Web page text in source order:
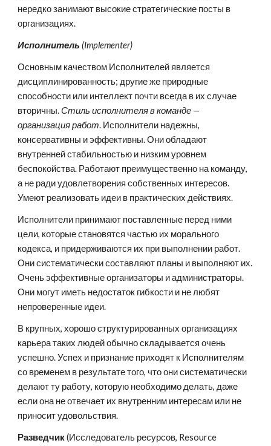
нередко занимают высокие стратегические посты в
организациях.
Исполнитель (Implementer)
Основным качеством Исполнителей является
дисциплинированность; другие же природные
способности или интеллект почти всегда в их случае
вторичны. Стиль исполнителя в команде —
организация работ. Исполнители надежны,
консервативны и эффективны. Они обладают
внутренней стабильностью и низким уровнем
беспокойства. Работают преимущественно на команду,
а не ради удовлетворения собственных интересов.
Умеют реализовать идеи в практических действиях.
Исполнители принимают поставленные перед ними
цели, которые становятся частью их морального
кодекса, и придерживаются их при выполнении работ.
Они систематически составляют планы и выполняют их.
Очень эффективные организаторы и администраторы.
Они могут иметь недостаток гибкости и не любят
непроверенные идеи.
В крупных, хорошо структурированных организациях
карьера таких людей обычно складывается очень
успешно. Успех и признание приходят к Исполнителям
со временем в результате того, что они систематически
делают ту работу, которую необходимо делать, даже
если она не отвечает их внутренним интересам или не
приносит удовольствия.
Разведчик (Исследователь ресурсов, Resource